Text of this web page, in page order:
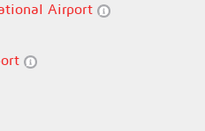
Airport